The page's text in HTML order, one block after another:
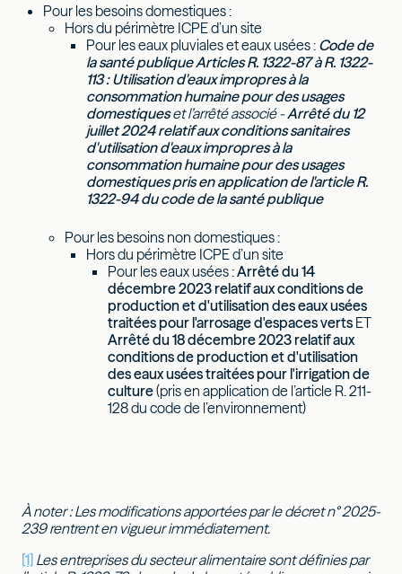
Pour les besoins domestiques :
Hors du périmètre ICPE d’un site
Pour les eaux pluviales et eaux usées : Code de
la santé publique Articles R. 1322-87 à R. 1322-
113 : Utilisation d'eaux impropres à la
consommation humaine pour des usages
domestiqueset l’arrêté associé -Arrêté du 12
juillet 2024 relatif aux conditions sanitaires
d'utilisation d'eaux impropres à la
consommation humaine pour des usages
domestiques pris en application de l'article R.
1322-94 du code de la santé publique
Pour les besoins non domestiques :
Hors du périmètre ICPE d’un site
Pour les eaux usées :Arrêté du 14
décembre 2023 relatif aux conditions de
production et d'utilisation des eaux usées
traitées pour l'arrosage d'espaces verts ET
Arrêté du 18 décembre 2023 relatif aux
conditions de production et d'utilisation
des eaux usées traitées pour l'irrigation de
culture(pris en application de l’article R. 211-
128 du code de l’environnement)
À noter : Les modifications apportées par le décret n° 2025-
239 rentrent en vigueur immédiatement.
[1] Les entreprises du secteur alimentaire sont définies par